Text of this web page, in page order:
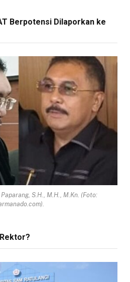
Berpotensi Dilaporkan ke
S.H., M.H., M.Kn. (Foto: